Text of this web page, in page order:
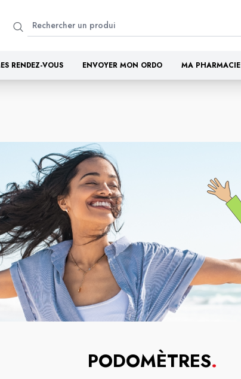
RENDEZ-VOUS ENVOYER MON ORDO MA PHARMACIE
PODOMÈTRES.